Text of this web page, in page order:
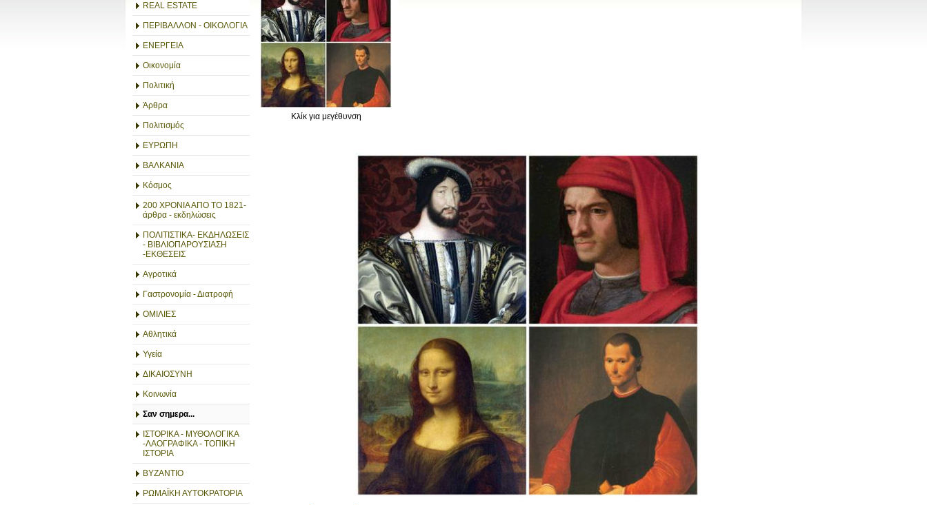
REAL ESTATE
ΠΕΡΙΒΑΛΛΟΝ - ΟΙΚΟΛΟΓΙΑ
ΕΝΕΡΓΕΙΑ
Οικονομία
Πολιτική
Άρθρα
Πολιτισμός
ΕΥΡΩΠΗ
ΒΑΛΚΑΝΙΑ
Κόσμος
200 ΧΡΟΝΙΑ ΑΠΟ ΤΟ 1821-
άρθρα - εκδηλώσεις
ΠΟΛΙΤΙΣΤΙΚΑ- ΕΚΔΗΛΩΣΕΙΣ
- ΒΙΒΛΙΟΠΑΡΟΥΣΙΑΣΗ
-ΕΚΘΕΣΕΙΣ
Αγροτικά
Γαστρονομία - Διατροφή
ΟΜΙΛΙΕΣ
Αθλητικά
Υγεία
ΔΙΚΑΙΟΣΥΝΗ
Κοινωνία
Σαν σημερα...
ΙΣΤΟΡΙΚΑ - ΜΥΘΟΛΟΓΙΚΑ
-ΛΑΟΓΡΑΦΙΚΑ - ΤΟΠΙΚΗ
ΙΣΤΟΡΙΑ
ΒΥΖΑΝΤΙΟ
ΡΩΜΑΪΚΗ ΑΥΤΟΚΡΑΤΟΡΙΑ
Κλίκ για μεγέθυνση